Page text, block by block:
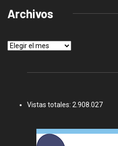
Archivos
Archivos
Vistas totales: 2.908.027